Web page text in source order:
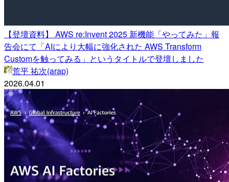
【登壇資料】 AWS re:Invent 2025 新機能「やってみた」報
告会にて「AIにより大幅に強化された AWS Transform
Customを触ってみる」というタイトルで登壇しました
荒平 祐次(arap)
2026.04.01